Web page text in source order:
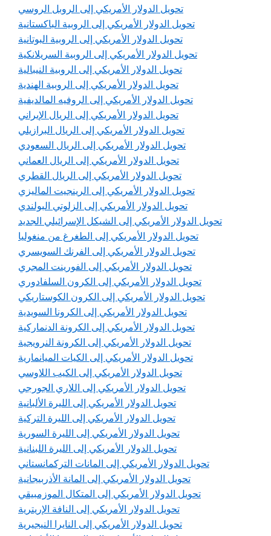
تحويل الدولار الأمريكي إلى الروبل الروسي
تحويل الدولار الأمريكي إلى الروبية الباكستانية
تحويل الدولار الأمريكي إلى الروبية البوتانية
تحويل الدولار الأمريكي إلى الروبية السريلانكية
تحويل الدولار الأمريكي إلى الروبية النيبالية
تحويل الدولار الأمريكي إلى الروبية الهندية
تحويل الدولار الأمريكي إلى الروفيه المالديفية
تحويل الدولار الأمريكي إلى الريال الإيراني
تحويل الدولار الأمريكي إلى الريال البرازيلي
تحويل الدولار الأمريكي إلى الريال السعودي
تحويل الدولار الأمريكي إلى الريال العماني
تحويل الدولار الأمريكي إلى الريال القطري
تحويل الدولار الأمريكي إلى الرينجيت الماليزي
تحويل الدولار الأمريكي إلى الزلوتي البولندي
تحويل الدولار الأمريكي إلى الشيكل الإسرائيلي الجديد
تحويل الدولار الأمريكي إلى الطغرغ من منغوليا
تحويل الدولار الأمريكي إلى الفرنك السويسري
تحويل الدولار الأمريكي إلى الفورينت المجري
تحويل الدولار الأمريكي إلى الكرون السلفادوري
تحويل الدولار الأمريكي إلى الكرون الكوستاريكي
تحويل الدولار الأمريكي إلى الكرونا السويدية
تحويل الدولار الأمريكي إلى الكرونة الدنماركية
تحويل الدولار الأمريكي إلى الكرونة النرويجية
تحويل الدولار الأمريكي إلى الكيات الميانمارية
تحويل الدولار الأمريكي إلى الكيب اللاوسي
تحويل الدولار الأمريكي إلى اللاري الجورجي
تحويل الدولار الأمريكي إلى الليرة الألبانية
تحويل الدولار الأمريكي إلى الليرة التركية
تحويل الدولار الأمريكي إلى الليرة السورية
تحويل الدولار الأمريكي إلى الليرة اللبنانية
تحويل الدولار الأمريكي إلى المانات التركمانستاني
تحويل الدولار الأمريكي إلى المانة الأذربيجانية
تحويل الدولار الأمريكي إلى المتكال الموزمبيقي
تحويل الدولار الأمريكي إلى النافة الإريترية
تحويل الدولار الأمريكي إلى النايرا النيجيرية